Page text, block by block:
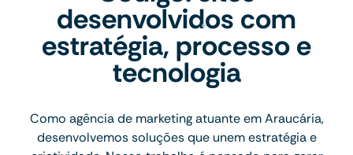
desenvolvidos com
estratégia, processo e
tecnologia
Como agência de marketing atuante em Araucária,
desenvolvemos soluções que unem estratégia e